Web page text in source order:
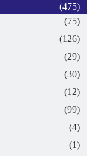
(475)
(75)
(126)
(29)
(30)
(12)
(99)
(4)
(1)